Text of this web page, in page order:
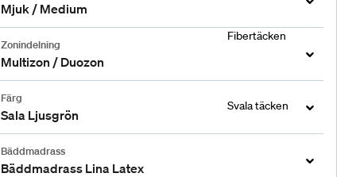
Fibertäcken
Svala täcken
Mjuk / Medium
Zonindelning
Multizon / Duozon
Färg
Sala Ljusgrön
Bäddmadrass
Bäddmadrass Lina Latex